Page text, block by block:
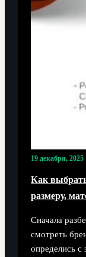
19 декабря, 2025
Как
размеру,
Сначала
смотреть
определись с